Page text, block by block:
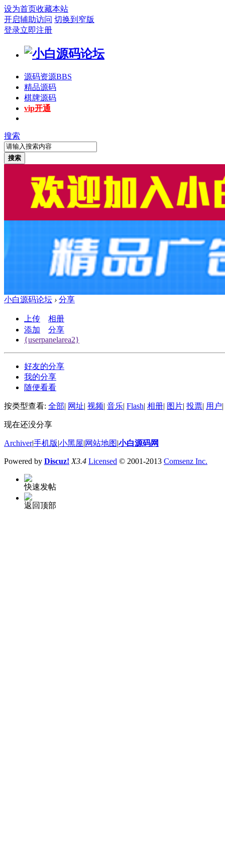
设为首页收藏本站
开启辅助访问 切换到窄版
登录立即注册
源码资源BBS
精品源码
棋牌源码
vip开通
搜索
搜索
小白源码论坛 › 分享
上传
相册
添加
分享
{userpanelarea2}
好友的分享
我的分享
随便看看
按类型查看: 全部 网址 视频 音乐 Flash 相册 图片 投票 用户
现在还没分享
Archiver|手机版 小黑屋 网站地图 小白源码网
Powered by Discuz! X3.4 Licensed © 2001-2013 Comsenz Inc.
快速发帖
返回顶部